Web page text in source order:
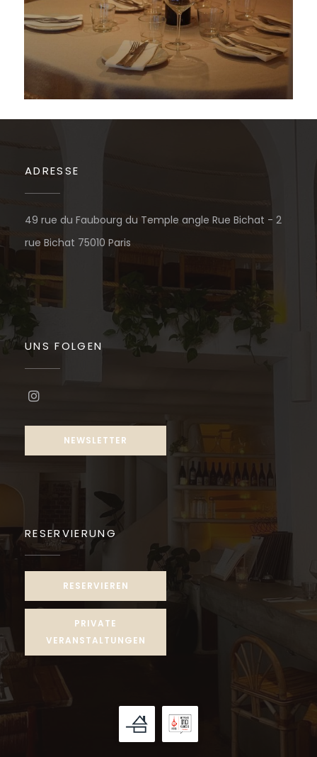
ADRESSE
49 rue du Faubourg du Temple angle Rue Bichat - 2
rue Bichat 75010 Paris
UNS FOLGEN
NEWSLETTER
RESERVIERUNG
RESERVIEREN
PRIVATE
VERANSTALTUNGEN